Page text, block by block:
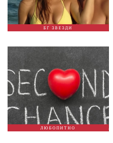
БГ ЗВЕЗДИ
ЛЮБОПИТНО